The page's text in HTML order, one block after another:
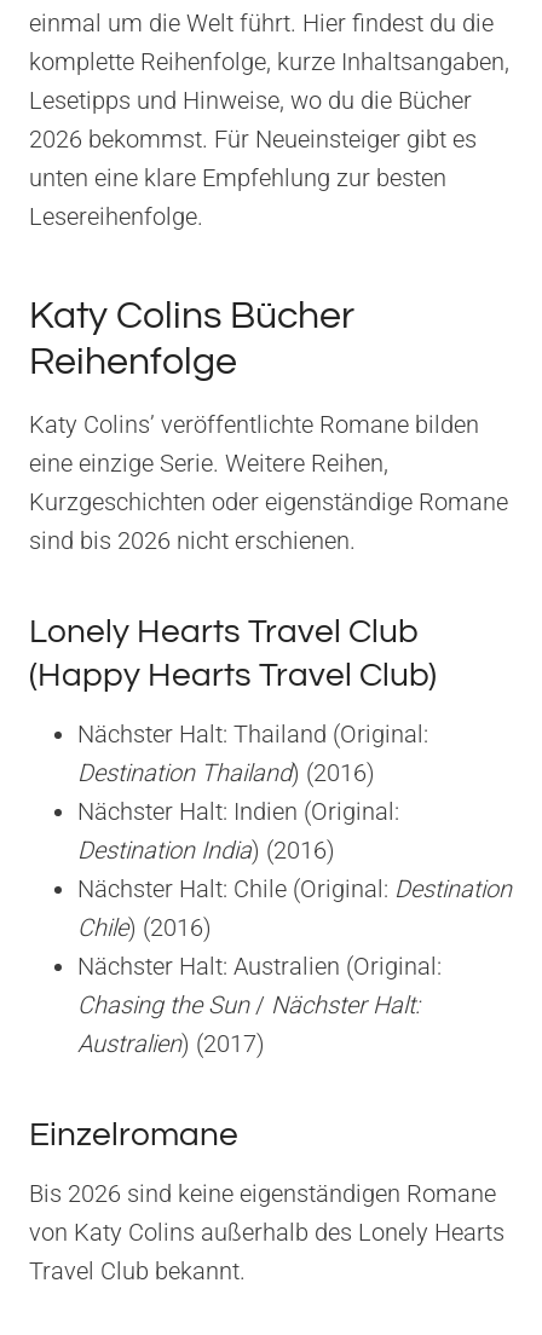
einmal um die Welt führt. Hier findest du die
komplette Reihenfolge, kurze Inhaltsangaben,
Lesetipps und Hinweise, wo du die Bücher
2026 bekommst. Für Neueinsteiger gibt es
unten eine klare Empfehlung zur besten
Lesereihenfolge.
Katy Colins Bücher
Reihenfolge
Katy Colins’ veröffentlichte Romane bilden
eine einzige Serie. Weitere Reihen,
Kurzgeschichten oder eigenständige Romane
sind bis 2026 nicht erschienen.
Lonely Hearts Travel Club
(Happy Hearts Travel Club)
Nächster Halt: Thailand (Original:
Destination Thailand) (2016)
Nächster Halt: Indien (Original:
Destination India) (2016)
Nächster Halt: Chile (Original: Destination
Chile) (2016)
Nächster Halt: Australien (Original:
Chasing the Sun/ Nächster Halt:
Australien) (2017)
Einzelromane
Bis 2026 sind keine eigenständigen Romane
von Katy Colins außerhalb des Lonely Hearts
Travel Club bekannt.